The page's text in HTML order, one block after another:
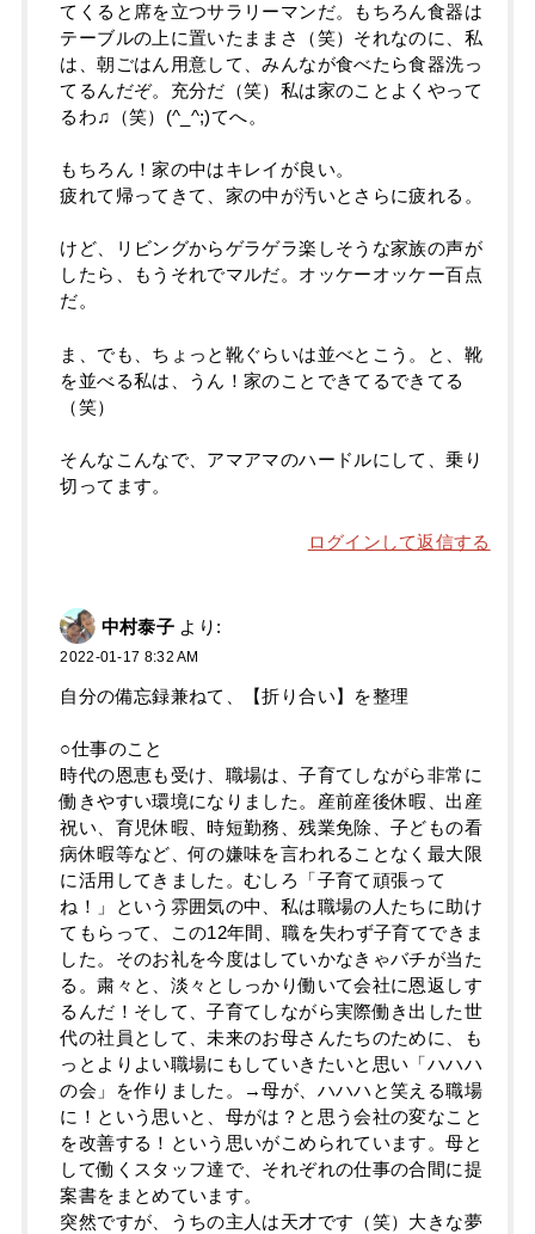
てくると席を立つサラリーマンだ。もちろん食器は
テーブルの上に置いたままさ（笑）それなのに、私
は、朝ごはん用意して、みんなが食べたら食器洗っ
てるんだぞ。充分だ（笑）私は家のことよくやって
るわ♫（笑）(^_^;)てへ。
もちろん！家の中はキレイが良い。
疲れて帰ってきて、家の中が汚いとさらに疲れる。
けど、リビングからゲラゲラ楽しそうな家族の声が
したら、もうそれでマルだ。オッケーオッケー百点
だ。
ま、でも、ちょっと靴ぐらいは並べとこう。と、靴
を並べる私は、うん！家のことできてるできてる
（笑）
そんなこんなで、アマアマのハードルにして、乗り
切ってます。
ログインして返信する
中村泰子 より:
2022-01-17 8:32 AM
自分の備忘録兼ねて、【折り合い】を整理
○仕事のこと
時代の恩恵も受け、職場は、子育てしながら非常に
働きやすい環境になりました。産前産後休暇、出産
祝い、育児休暇、時短勤務、残業免除、子どもの看
病休暇等など、何の嫌味を言われることなく最大限
に活用してきました。むしろ「子育て頑張って
ね！」という雰囲気の中、私は職場の人たちに助け
てもらって、この12年間、職を失わず子育てできま
した。そのお礼を今度はしていかなきゃバチが当た
る。粛々と、淡々としっかり働いて会社に恩返しす
るんだ！そして、子育てしながら実際働き出した世
代の社員として、未来のお母さんたちのために、も
っとよりよい職場にもしていきたいと思い「ハハハ
の会」を作りました。→母が、ハハハと笑える職場
に！という思いと、母がは？と思う会社の変なこと
を改善する！という思いがこめられています。母と
して働くスタッフ達で、それぞれの仕事の合間に提
案書をまとめています。
突然ですが、うちの主人は天才です（笑）大きな夢